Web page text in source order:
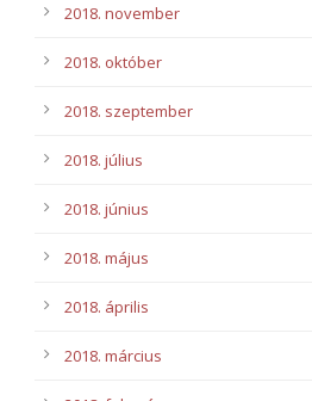
2018. november
2018. október
2018. szeptember
2018. július
2018. június
2018. május
2018. április
2018. március